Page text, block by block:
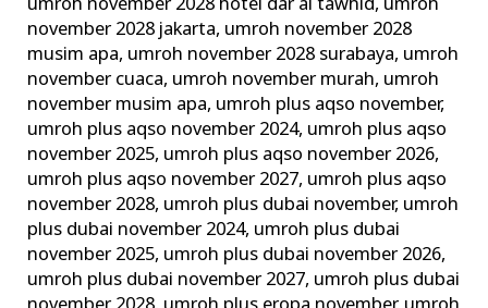
umroh november 2028 hotel dar al tawhid, umroh
november 2028 jakarta, umroh november 2028
musim apa, umroh november 2028 surabaya, umroh
november cuaca, umroh november murah, umroh
november musim apa, umroh plus aqso november,
umroh plus aqso november 2024, umroh plus aqso
november 2025, umroh plus aqso november 2026,
umroh plus aqso november 2027, umroh plus aqso
november 2028, umroh plus dubai november, umroh
plus dubai november 2024, umroh plus dubai
november 2025, umroh plus dubai november 2026,
umroh plus dubai november 2027, umroh plus dubai